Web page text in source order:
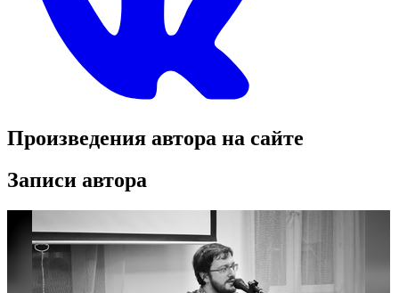
Произведения автора на сайте
Записи автора